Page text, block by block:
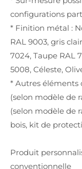
configurations
* Finition métal :
RAL 9003, gris
7024, Taupe RAL
5008, Céleste,
* Autres éléments
(selon modèle de
(selon modèle de
bois, kit de
Produit
conventionnelle